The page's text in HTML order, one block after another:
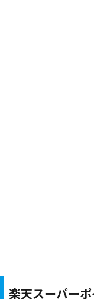
楽天スーパーポ